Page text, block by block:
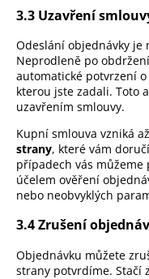
3.3 Uzavření
Odeslání objednávky je
Neprodleně po
automatické potvrzení
kterou jste zadali. Toto
uzavřením smlouvy.
Kupní smlouva vzniká až
strany, které vám
případech vás
účelem ověření
nebo neobvyklých
3.4 Zrušení
Objednávku můžete
strany potvrdíme. Stačí